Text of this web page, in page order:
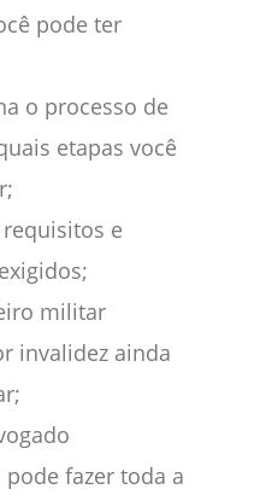
pode ter
o processo de
etapas você
e
militar
invalidez ainda
fazer toda a